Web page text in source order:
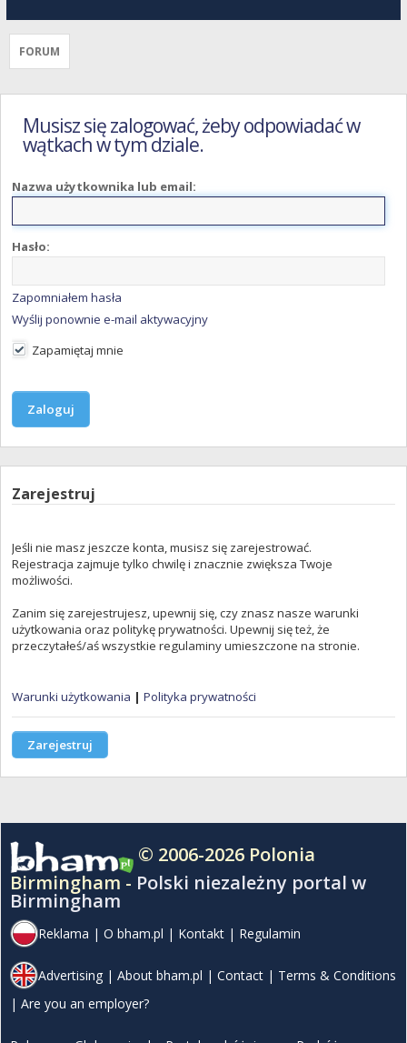
FORUM
Musisz się zalogować, żeby odpowiadać w
wątkach w tym dziale.
Nazwa użytkownika lub email:
Hasło:
Zapomniałem hasła
Wyślij ponownie e-mail aktywacyjny
Zapamiętaj mnie
Zarejestruj
Jeśli nie masz jeszcze konta, musisz się zarejestrować.
Rejestracja zajmuje tylko chwilę i znacznie zwiększa Twoje
możliwości.
Zanim się zarejestrujesz, upewnij się, czy znasz nasze warunki
użytkowania oraz politykę prywatności. Upewnij się też, że
przeczytałeś/aś wszystkie regulaminy umieszczone na stronie.
Warunki użytkowania | Polityka prywatności
Zarejestruj
© 2006-2026 Polonia
Birmingham - Polski niezależny portal w
Birmingham
Reklama | O bham.pl | Kontakt | Regulamin
Advertising | About bham.pl | Contact | Terms & Conditions
| Are you an employer?